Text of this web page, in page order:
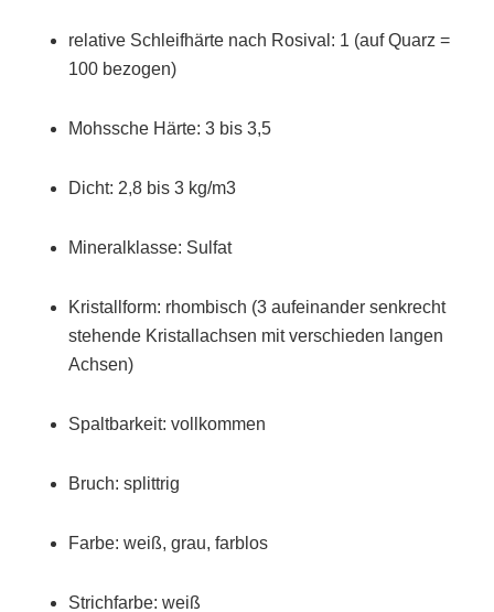
relative Schleifhärte nach Rosival: 1 (auf Quarz =
100 bezogen)
Mohssche Härte: 3 bis 3,5
Dicht: 2,8 bis 3 kg/m3
Mineralklasse: Sulfat
Kristallform: rhombisch (3 aufeinander senkrecht
stehende Kristallachsen mit verschieden langen
Achsen)
Spaltbarkeit: vollkommen
Bruch: splittrig
Farbe: weiß, grau, farblos
Strichfarbe: weiß